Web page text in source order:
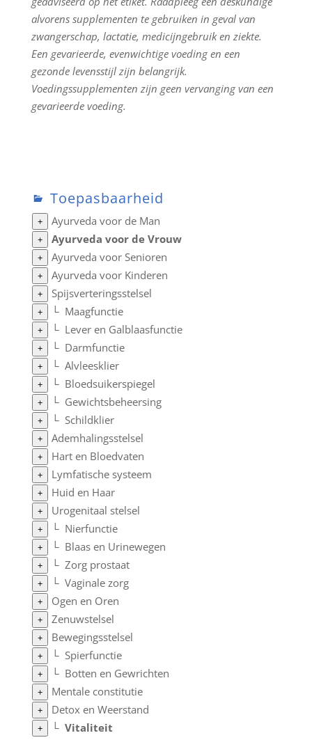
alvorens supplementen te gebruiken in geval van
zwangerschap, lactatie, medicijngebruik en ziekte.
Een gevarieerde, evenwichtige voeding en een
gezonde levensstijl zijn belangrijk.
Voedingssupplementen zijn geen vervanging van een
gevarieerde voeding.
Toepasbaarheid
+ Ayurveda voor de Man
+ Ayurveda voor de Vrouw
+ Ayurveda voor Senioren
+ Ayurveda voor Kinderen
+ Spijsverteringsstelsel
+ └ Maagfunctie
+ └ Lever en Galblaasfunctie
+ └ Darmfunctie
+ └ Alvleesklier
+ └ Bloedsuikerspiegel
+ └ Gewichtsbeheersing
+ └ Schildklier
+ Ademhalingsstelsel
+ Hart en Bloedvaten
+ Lymfatische systeem
+ Huid en Haar
+ Urogenitaal stelsel
+ └ Nierfunctie
+ └ Blaas en Urinewegen
+ └ Zorg prostaat
+ └ Vaginale zorg
+ Ogen en Oren
+ Zenuwstelsel
+ Bewegingsstelsel
+ └ Spierfunctie
+ └ Botten en Gewrichten
+ Mentale constitutie
+ Detox en Weerstand
+ └ Vitaliteit